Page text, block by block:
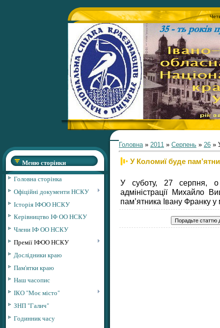
Меню сторінки
Головна сторінка
Офіційні документи НСКУ
Історія ІФОО НСКУ
Керівництво ІФ ОО НСКУ
Члени ІФ ОО НСКУ
Премії ІФОО НСКУ
Дослідники краю
Пам'ятки краю
Наш часопис
ІКО "Моє місто"
ЗНП "Галич"
Годинник часу
Головна» 2011 » Серпень » 26 »
У Коломиї буде
У суботу, 27 серпня, о
адміністрації Михайло
пам’ятника Івану Франку